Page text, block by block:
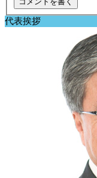
代表挨拶